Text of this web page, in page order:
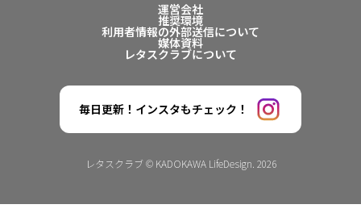
運営会社
推奨環境
利用者情報の外部送信について
媒体資料
レタスクラブについて
毎日更新！インスタもチェック！
レタスクラブ © KADOKAWA LifeDesign. 2026